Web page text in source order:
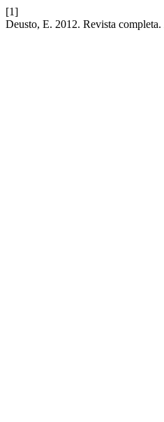
[1]
Deusto, E. 2012. Revista completa.